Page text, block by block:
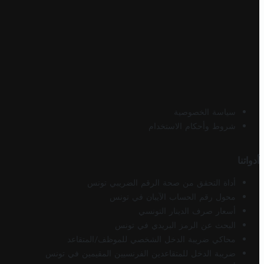
سياسة الخصوصية
شروط وأحكام الاستخدام
أدواتنا
أداة التحقق من صحة الرقم الضريبي تونس
محول رقم الحساب الآيبان في تونس
أسعار صرف الدينار التونسي
البحث عن الرمز البريدي في تونس
محاكي ضريبة الدخل الشخصي للموظف/المتقاعد
ضريبة الدخل للمتقاعدين الفرنسيين المقيمين في تونس